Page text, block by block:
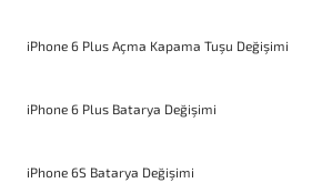
iPhone 6 Plus Açma Kapama Tuşu Değişimi
iPhone 6 Plus Batarya Değişimi
iPhone 6S Batarya Değişimi